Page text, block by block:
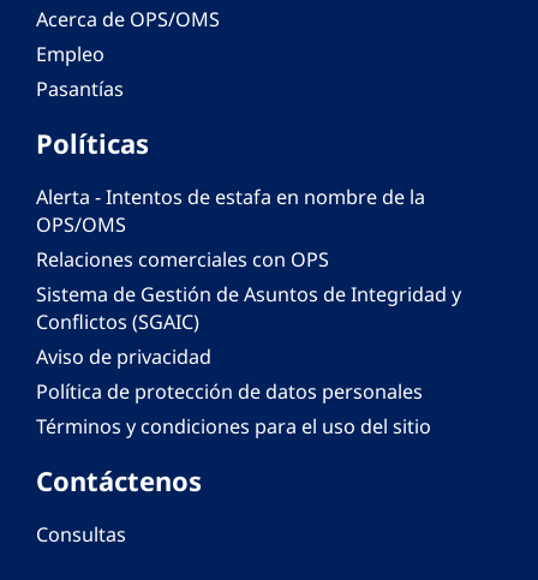
Acerca de OPS/OMS
Empleo
Pasantías
Políticas
Alerta - Intentos de estafa en nombre de la
OPS/OMS
Relaciones comerciales con OPS
Sistema de Gestión de Asuntos de Integridad y
Conflictos (SGAIC)
Aviso de privacidad
Política de protección de datos personales
Términos y condiciones para el uso del sitio
Contáctenos
Consultas